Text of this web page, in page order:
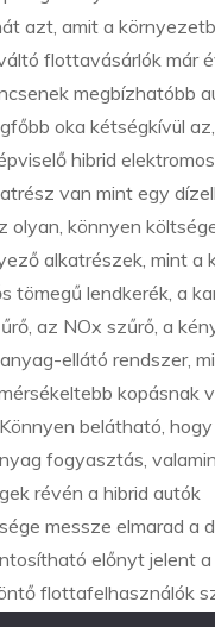
azt, amit a
flottavásárlók már
megbízhatóbb
oka kétségkívül
hibrid
van mint egy
olyan, könnyen
alkatrészek, mint a
tömegű lendkerék, a
az NOx szűrő, a
ellátó rendszer,
kopásnak
belátható,
fogyasztás,
révén a hibrid autók
messze elmarad a
előnyt jelent a
flottafelhasználók